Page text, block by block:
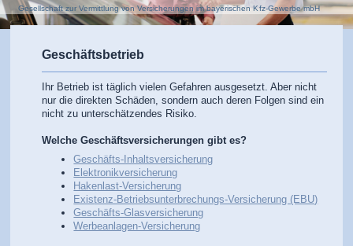
Gesellschaft zur Vermittlung von Versicherungen im bayerischen Kfz-Gewerbe mbH
Geschäftsbetrieb
Ihr Betrieb ist täglich vielen Gefahren ausgesetzt. Aber nicht
nur die direkten Schäden, sondern auch deren Folgen sind ein
nicht zu unterschätzendes Risiko.
Welche Geschäftsversicherungen gibt es?
Geschäfts-Inhaltsversicherung
Elektronikversicherung
Hakenlast-Versicherung
Existenz-Betriebsunterbrechungs-Versicherung (EBU)
Geschäfts-Glasversicherung
Werbeanlagen-Versicherung